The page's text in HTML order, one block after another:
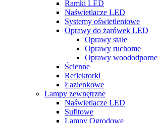
Ramki LED
Naświetlacze LED
Systemy oświetleniowe
Oprawy do żarówek LED
Oprawy stałe
Oprawy ruchome
Oprawy woododporne
Ścienne
Reflektorki
Łazienkowe
Lampy zewnętrzne
Naświetlacze LED
Sufitowe
Lampy Ogrodowe